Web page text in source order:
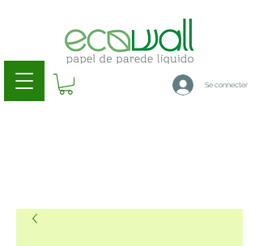
Se connecter